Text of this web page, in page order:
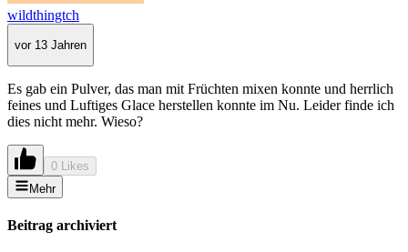
wildthingtch
vor 13 Jahren
Es gab ein Pulver, das man mit Früchten mixen konnte und herrlich
feines und Luftiges Glace herstellen konnte im Nu. Leider finde ich
dies nicht mehr. Wieso?
0 Likes
Mehr
Beitrag archiviert